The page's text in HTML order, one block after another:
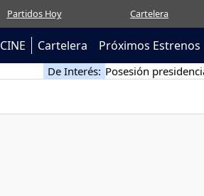
Partidos Hoy Cartelera
CINE Cartelera Próximos Estrenos
De Interés: Posesión